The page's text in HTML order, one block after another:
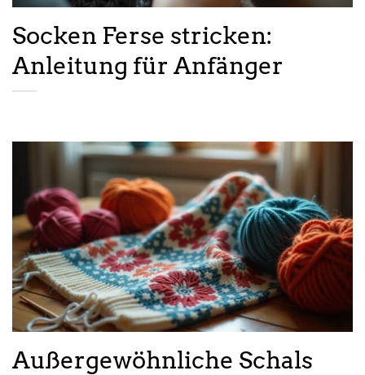
Socken Ferse stricken:
Anleitung für Anfänger
Außergewöhnliche Schals